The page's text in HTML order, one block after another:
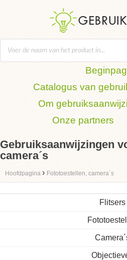
Catalogus van
Om
Onze partners
Gebruiksaanwijzingen
camera´s
Hoofdpagina › Fototoestellen, camera´s
Flitsers